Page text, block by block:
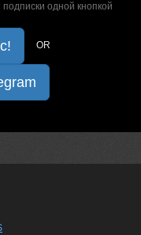
одной кнопкой
OR